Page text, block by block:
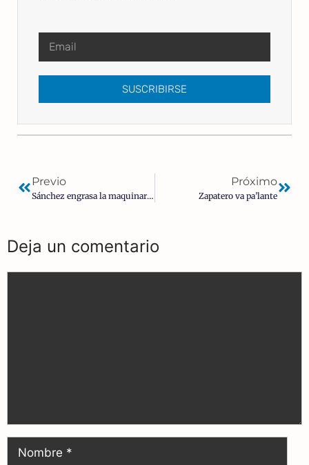
SUSCRIBIRSE
Previo
Sánchez engrasa la maquinaria para 2027: «Pedro Sánchez puede volver a ganar las elecciones»
Próximo
Zapatero va pa’lante
Deja un comentario